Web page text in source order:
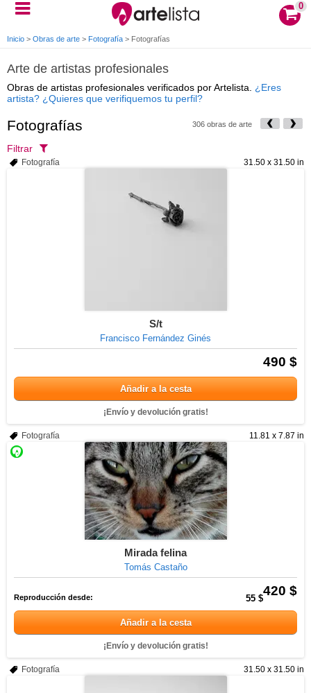
0
Inicio > Obras de arte > Fotografía > Fotografías
Arte de artistas profesionales
Obras de artistas profesionales verificados por Artelista. ¿Eres
artista? ¿Quieres que verifiquemos tu perfil?
Fotografías 306 obras de arte
Filtrar
31.50 x 31.50 in
Fotografía
S/t
Francisco Fernández Ginés
490 $
Añadir a la cesta
¡Envío y devolución gratis!
11.81 x 7.87 in
Fotografía
Mirada felina
Tomás Castaño
420 $
Reproducción desde: 55 $
Añadir a la cesta
¡Envío y devolución gratis!
31.50 x 31.50 in
Fotografía